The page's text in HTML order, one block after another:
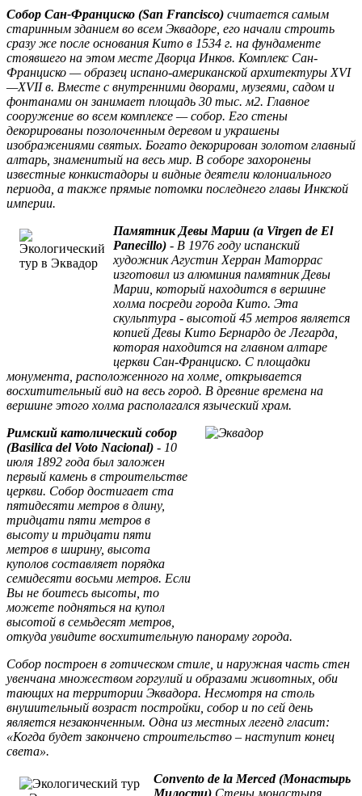
Собор Сан-Франциско (San Francisco) считается самым
старинным зданием во всем Эквадоре, его начали строить
сразу же после основания Кито в 1534 г. на фундаменте
стоявшего на этом месте Дворца Инков. Комплекс Сан-
Франциско — образец испано-американской архитектуры XVI
—XVII в. Вместе с внутренними дворами, музеями, садом и
фонтанами он занимает площадь 30 тыс. м2. Главное
сооружение во всем комплексе — собор. Его стены
декорированы позолоченным деревом и украшены
изображениями святых. Богато декорирован золотом главный
алтарь, знаменитый на весь мир. В соборе захоронены
известные конкистадоры и видные деятели колониального
периода, а также прямые потомки последнего главы Инкской
империи.
Памятник Девы Марии (a Virgen de El
Panecillo) - В 1976 году испанский
художник Агустин Херран Маторрас
изготовил из алюминия памятник Девы
Марии, который находится в вершине
холма посреди города Кито. Эта
скульптура - высотой 45 метров является
копией Девы Кито Бернардо де Легарда,
которая находится на главном алтаре
церкви Сан-Франциско. С площадки
монумента, расположенного на холме, открывается
восхитительный вид на весь город. В древние времена на
вершине этого холма располагался языческий храм.
Римский католический собор
(Basilica del Voto Nacional) - 10
июля 1892 года был заложен
первый камень в строительстве
церкви. Собор достигает ста
пятидесяти метров в длину,
тридцати пяти метров в
высоту и тридцати пяти
метров в ширину, высота
куполов составляет порядка
семидесяти восьми метров. Если
Вы не боитесь высоты, то
можете подняться на купол
высотой в семьдесят метров,
откуда увидите восхитительную панораму города.
Собор построен в готическом стиле, и наружная часть стен
увенчана множеством горгулий и образами животных, оби
тающих на территории Эквадора. Несмотря на столь
внушительный возраст постройки, собор и по сей день
является незаконченным. Одна из местных легенд гласит:
«Когда будет закончено строительство – наступит конец
света».
Convento de la Merced (Монастырь
Милости) Стены монастыря